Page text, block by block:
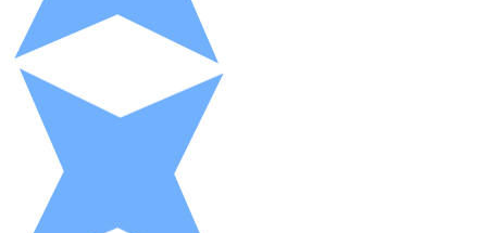
Compra criptomonedas con efectivo en tu tienda más
Comprar con efectivo
Transferencia SEPA
Añade fondos a tu cuenta Bitnovo o realiza compras
Comprar con Transferencia
Tarjeta de crédito / débito